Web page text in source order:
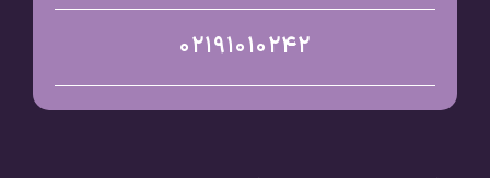
02191010242